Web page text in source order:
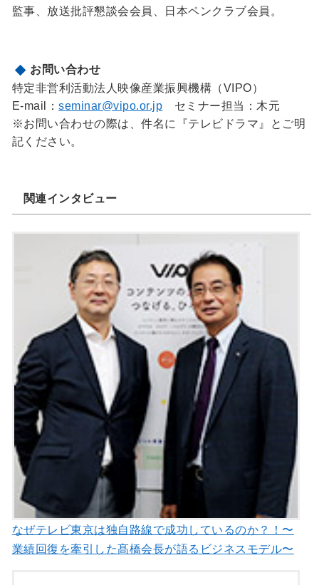
監事、放送批評懇談会会員、日本ペンクラブ会員。
お問い合わせ
特定非営利活動法人映像産業振興機構（VIPO）
E-mail：seminar@vipo.or.jp セミナー担当：木元
※お問い合わせの際は、件名に『テレビドラマ』とご明
記ください。
関連インタビュー
なぜテレビ東京は独自路線で成功しているのか？！〜
業績回復を牽引した髙橋会長が語るビジネスモデル〜